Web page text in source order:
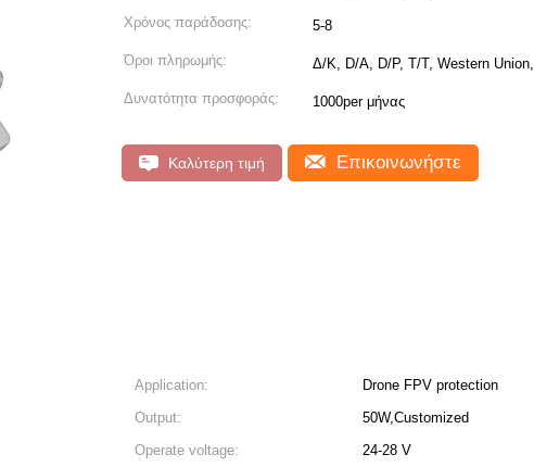
Χρόνος παράδοσης: 5-8
Όροι πληρωμής: Δ/Κ, D/Α, D/P, T/T, Western Union,
Δυνατότητα προσφοράς: 1000per μήνας
Καλύτερη τιμή Επικοινωνήστε
Application:
Drone FPV protection
Output:
50W,Customized
Operate voltage:
24-28 V